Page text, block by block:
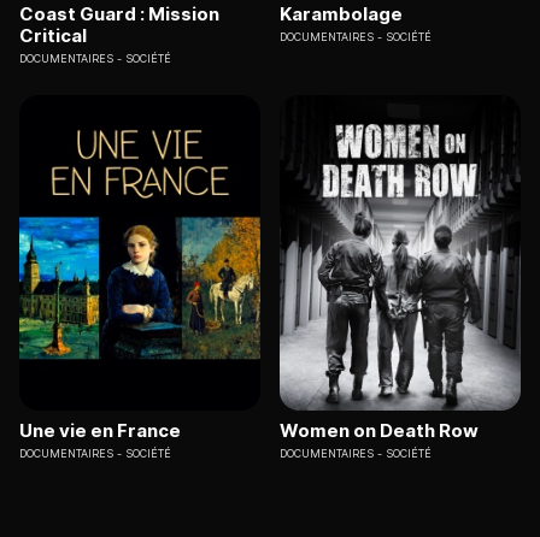
Coast Guard : Mission
Critical
DOCUMENTAIRES SOCIÉTÉ
Karambolage
DOCUMENTAIRES SOCIÉTÉ
Une vie en France
DOCUMENTAIRES SOCIÉTÉ
Women on Death Row
DOCUMENTAIRES SOCIÉTÉ